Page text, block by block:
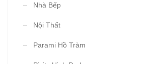
Nhà Bếp
Nội Thất
Parami Hồ Tràm